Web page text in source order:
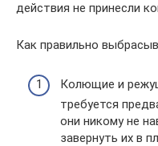
действия не принесли
Как правильно
Колющие и
требуется
они никому не
завернуть их в